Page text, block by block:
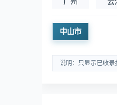
中山市
说明：只显示已收录